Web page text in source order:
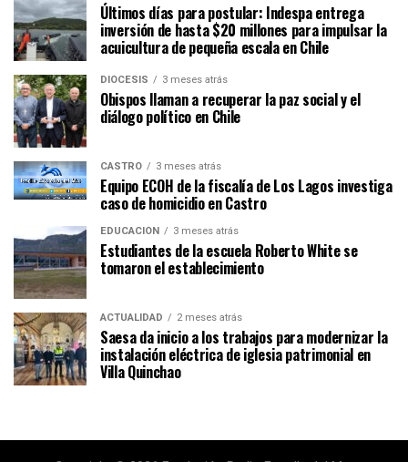
Últimos días para postular: Indespa entrega
inversión de hasta $20 millones para impulsar la
acuicultura de pequeña escala en Chile
DIÓCESIS 3 meses atrás
Obispos llaman a recuperar la paz social y el
diálogo político en Chile
CASTRO 3 meses atrás
Equipo ECOH de la fiscalía de Los Lagos investiga
caso de homicidio en Castro
EDUCACIÓN 3 meses atrás
Estudiantes de la escuela Roberto White se
tomaron el establecimiento
ACTUALIDAD 2 meses atrás
Saesa da inicio a los trabajos para modernizar la
instalación eléctrica de iglesia patrimonial en
Villa Quinchao